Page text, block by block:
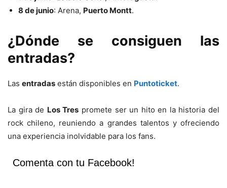
8 de junio: Arena, Puerto Montt.
¿Dónde se consiguen las
entradas?
Las entradas están disponibles en Puntoticket.
La gira de Los Tres promete ser un hito en la historia del
rock chileno, reuniendo a grandes talentos y ofreciendo
una experiencia inolvidable para los fans.
Comenta con tu Facebook!